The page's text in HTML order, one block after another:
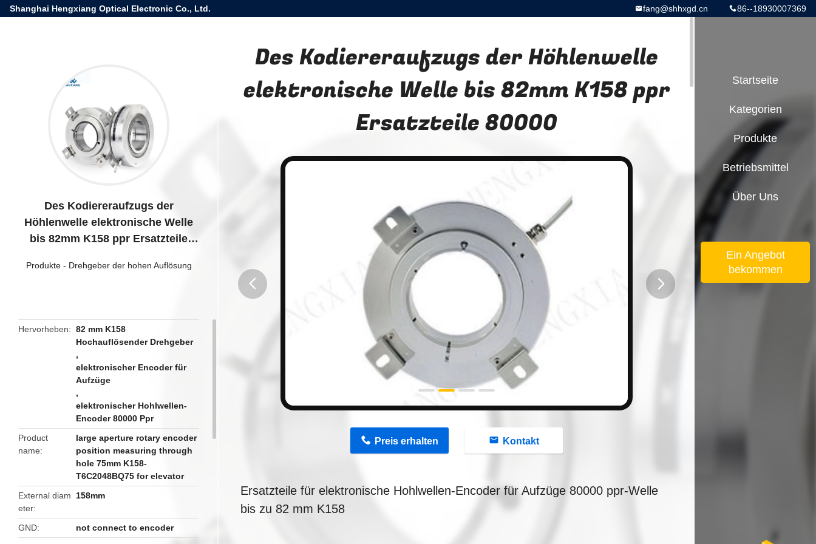
Shanghai Hengxiang Optical Electronic Co., Ltd. 86--18930007369
fang@shhxgd.cn
Des Kodiereraufzugs der
Höhlenwelle elektronische Welle
bis 82mm K158 ppr Ersatzteile
Produkte- Drehgeber der hohen Auflösung
Hervorheben
82 mm K158
Hochauflösender Drehgeber
,
elektronischer Encoder für
Aufzüge
,
elektronischer Hohlwellen-
Encoder 80000 Ppr
Product
name
large aperture rotary encoder
position measuring‎ through
hole 75mm K158-
T6C2048BQ75 for elevator
External diam
eter
158mm
GND
not connect to encoder
Des Kodiereraufzugs der Höhlenwelle
elektronische Welle bis 82mm K158 ppr
Ersatzteile 80000
Preis erhalten Kontakt
Ersatzteile für elektronische Hohlwellen-Encoder für Aufzüge 80000 ppr-Welle
bis zu 82 mm K158
Startseite
Kategorien
Produkte
Betriebsmittel
Über Uns
Ein Angebot
bekommen